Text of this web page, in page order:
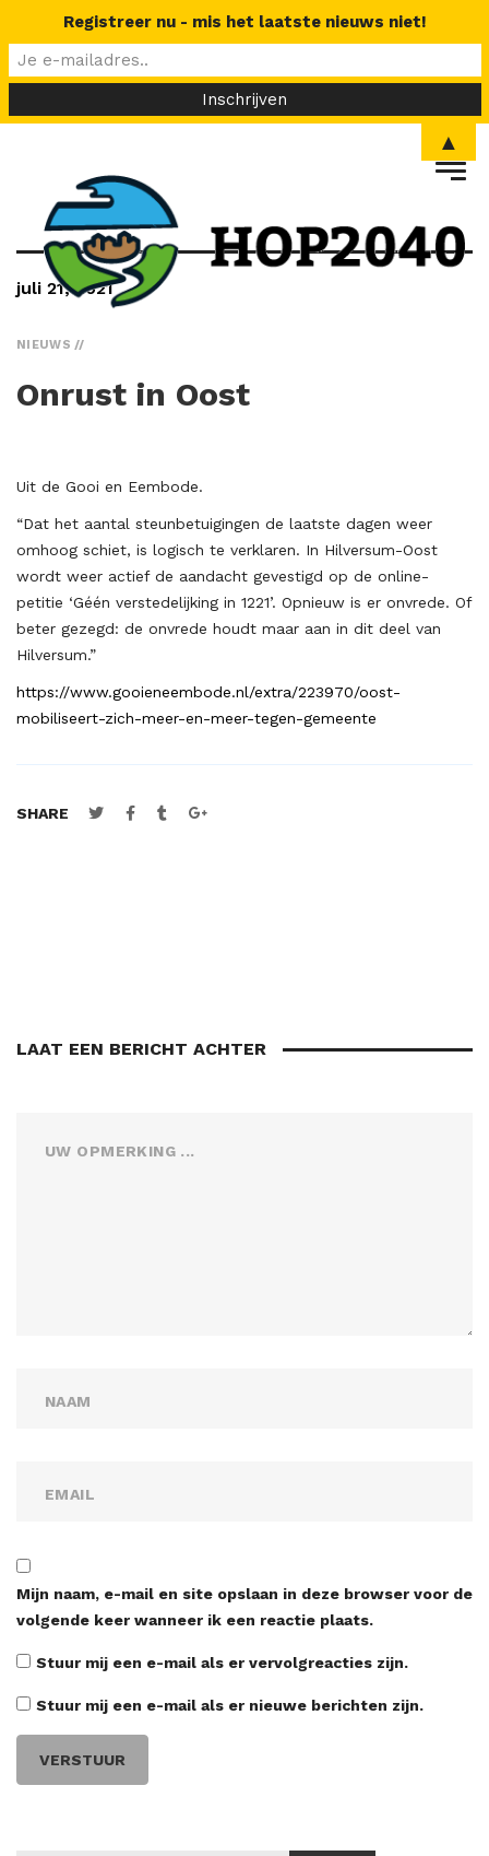
juli 21, 2021
NIEUWS
Onrust in Oost
Uit de Gooi en Eembode.
“Dat het aantal steunbetuigingen de laatste dagen weer
omhoog schiet, is logisch te verklaren. In Hilversum-Oost
wordt weer actief de aandacht gevestigd op de online-
petitie ‘Géén verstedelijking in 1221’. Opnieuw is er onvrede. Of
beter gezegd: de onvrede houdt maar aan in dit deel van
Hilversum.”
https://www.gooieneembode.nl/extra/223970/oost-
mobiliseert-zich-meer-en-meer-tegen-gemeente
SHARE
LAAT EEN BERICHT ACHTER
Mijn naam, e-mail en site opslaan in deze browser voor de
volgende keer wanneer ik een reactie plaats.
Stuur mij een e-mail als er vervolgreacties zijn.
Stuur mij een e-mail als er nieuwe berichten zijn.
Registreer nu - mis het laatste nieuws niet!
▲